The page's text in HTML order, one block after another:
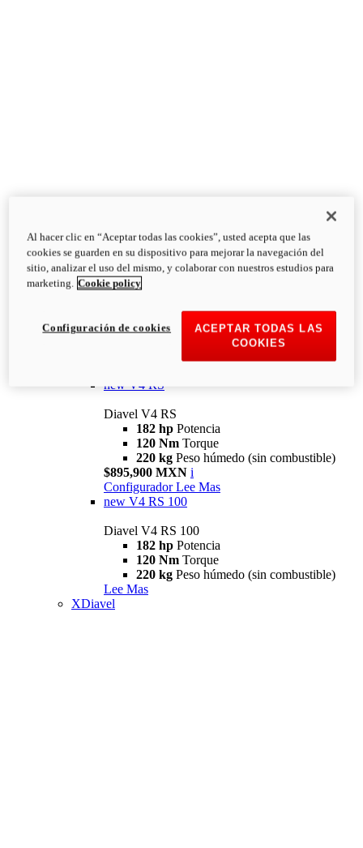
Diavel
V4
Diavel V4
126 NmTorque
223 kg
PESO HÚMEDO SIN
new V4 RS
Diavel V4 RS
182 hp Potencia
120 Nm Torque
220 kg Peso húmedo (sin combustible)
$895,900 MXN i
Configurador Lee Mas
new V4 RS 100
Diavel V4 RS 100
182 hp Potencia
120 Nm Torque
220 kg Peso húmedo (sin combustible)
Lee Mas
XDiavel
Al hacer clic en “Aceptar todas las cookies”, usted acepta que las
cookies se guarden en su dispositivo para mejorar la navegación del
sitio, analizar el uso del mismo, y colaborar con nuestros estudios para
marketing. Cookie policy
ACEPTAR TODAS LAS
COOKIES
Configuración de cookies